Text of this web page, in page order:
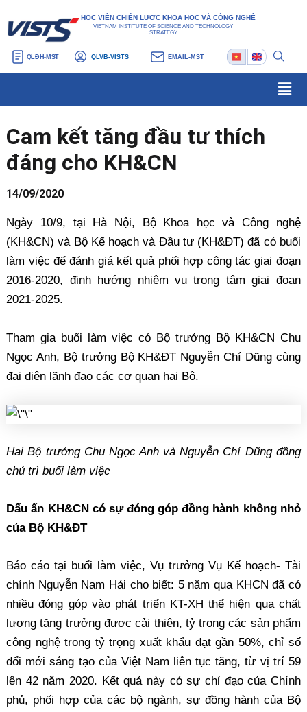
tới
nội
dung
HỌC VIỆN CHIẾN LƯỢC KHOA HỌC VÀ CÔNG NGHỆ
VIETNAM INSTITUTE OF SCIENCE AND TECHNOLOGY
STRATEGY
QLĐH-MST QLVB-VISTS EMAIL-MST
Cam kết tăng đầu tư thích
đáng cho KH&CN
14/09/2020
Ngày 10/9, tại Hà Nội, Bộ Khoa học và Công nghệ
(KH&CN) và Bộ Kế hoạch và Đầu tư (KH&ĐT) đã có buổi
làm việc để đánh giá kết quả phối hợp công tác giai đoạn
2016-2020, định hướng nhiệm vụ trọng tâm giai đoạn
2021-2025.
Tham gia buổi làm việc có Bộ trưởng Bộ KH&CN Chu
Ngọc Anh, Bộ trưởng Bộ KH&ĐT Nguyễn Chí Dũng cùng
đại diện lãnh đạo các cơ quan hai Bộ.
Hai Bộ trưởng Chu Ngọc Anh và Nguyễn Chí Dũng đồng
chủ trì buổi làm việc
Dấu ấn KH&CN có sự đóng góp đồng hành không nhỏ
của Bộ KH&ĐT
Báo cáo tại buổi làm việc, Vụ trưởng Vụ Kế hoạch- Tài
chính Nguyễn Nam Hải cho biết: 5 năm qua KHCN đã có
nhiều đóng góp vào phát triển KT-XH thể hiện qua chất
lượng tăng trưởng được cải thiện, tỷ trọng các sản phẩm
công nghệ trong tỷ trọng xuất khẩu đạt gần 50%, chỉ số
đổi mới sáng tạo của Việt Nam liên tục tăng, từ vị trí 59
lên 42 năm 2020. Kết quả này có sự chỉ đạo của Chính
phủ, phối hợp của các bộ ngành, sự đồng hành của Bộ
hướng
bài
viết